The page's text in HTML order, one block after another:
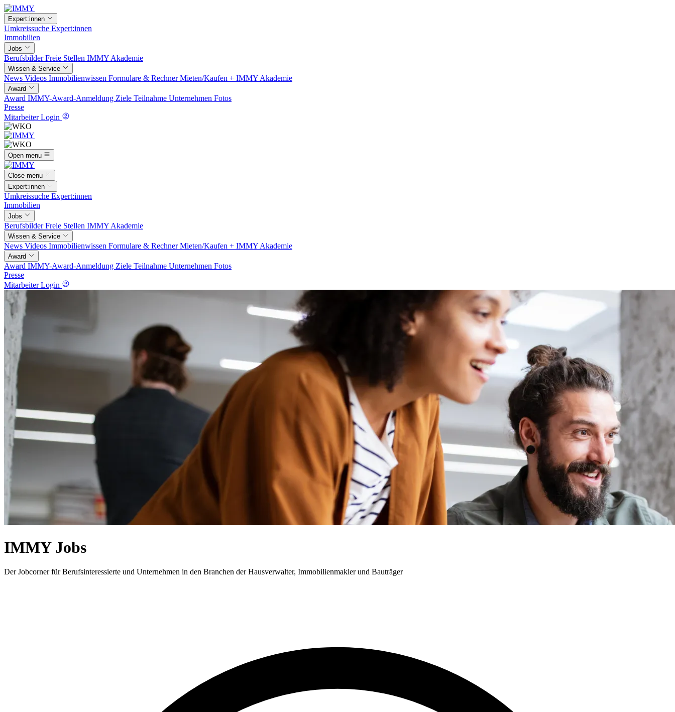
Expert:innen
Umkreissuche Expert:innen
Immobilien
Jobs
BerufsbilderFreie Stellen IMMY Akademie
Wissen & Service
News Videos Immobilienwissen Formulare & RechnerMieten/Kaufen + IMMY Akademie
Award
Award IMMY-Award-Anmeldung Ziele Teilnahme Unternehmen Fotos
Presse
Mitarbeiter Login
Open menu
Close menu
Expert:innen
Umkreissuche Expert:innen
Immobilien
Jobs
BerufsbilderFreie Stellen IMMY Akademie
Wissen & Service
News Videos Immobilienwissen Formulare & RechnerMieten/Kaufen + IMMY Akademie
Award
Award IMMY-Award-Anmeldung Ziele Teilnahme Unternehmen Fotos
Presse
Mitarbeiter Login
IMMY Jobs
Der Jobcorner für Berufsinteressierte und Unternehmen in den Branchen der Hausverwalter, Immobilienmakler und Bauträger